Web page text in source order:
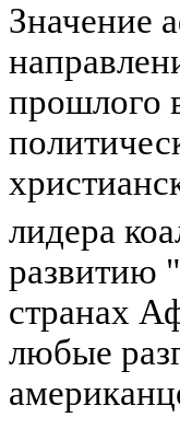
Значение
прошлого
лидера
развитию
странах
любые